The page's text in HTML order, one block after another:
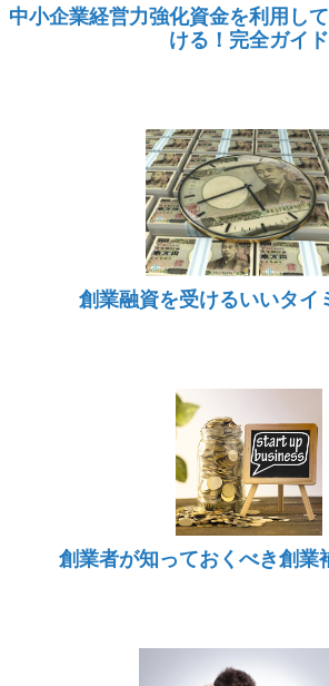
中小企業経営力強化資金を利用し
ける！完全ガイド
創業融資を受けるいいタイ
創業者が知っておくべき創業